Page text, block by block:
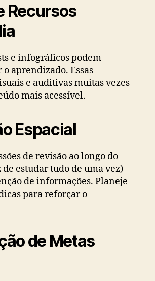
Recursos
e infográficos podem
aprendizado. Essas
e auditivas muitas vezes
mais acessível.
Espacial
de revisão ao longo do
estudar tudo de uma vez)
de informações. Planeje
para reforçar o
de Metas